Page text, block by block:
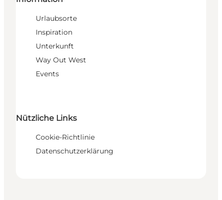
Urlaubsorte
Inspiration
Unterkunft
Way Out West
Events
Nützliche Links
Cookie-Richtlinie
Datenschutzerklärung